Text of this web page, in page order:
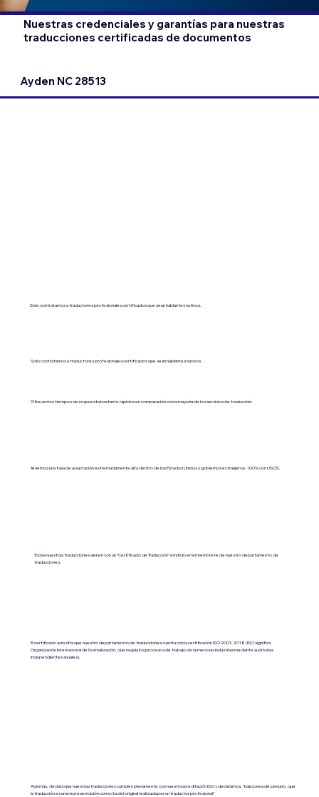
Nuestras credenciales y garantías para nuestras
traducciones certificadas de documentos
Ayden NC 28513
Solo contratamos a traductores profesionales certificados que sean hablantes nativos.
Solo contratamos a traductores profesionales certificados que sean hablantes nativos.
Ofrecemos tiempos de respuesta bastante rápidos en comparación con la mayoría de los servicios de traducción.
Tenemos una tasa de aceptación extremadamente alta dentro de los Estados Unidos y gobiernos extranjeros. 100% con USCIS.
Todas nuestras traducciones vienen con un “Certificado de Traducción” emitido en el membrete de nuestro departamento de
traducciones.
El certificado acredita que nuestro departamento de traducciones cuenta con la certificación ISO 9001:2018 (ISO significa
Organización Internacional de Normalización, que regula los procesos de trabajo de numerosas industrias mediante auditorías
independientes anuales).
Además, declara que nuestras traducciones cumplen plenamente con nuestra acreditación ISO y declaramos, "bajo pena de perjurio, que
la traducción es una representación correcta del original realizada por un traductor profesional".